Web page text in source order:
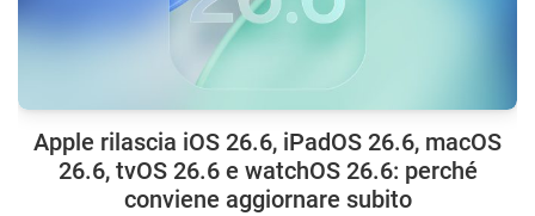
Apple rilascia iOS 26.6, iPadOS 26.6, macOS
26.6, tvOS 26.6 e watchOS 26.6: perché
conviene aggiornare subito